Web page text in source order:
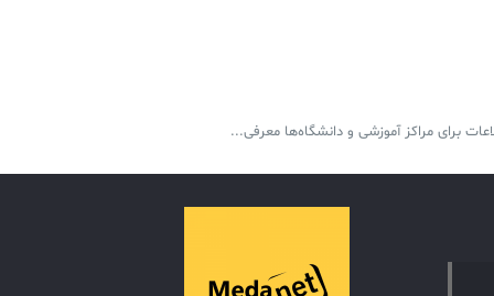
برای مراکز آموزشی و دانشگاه‌ها معرفی...